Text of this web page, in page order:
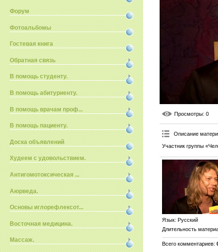
Форум
Фотоальбомы
Гостевая книга
Обратная связь
В помощь студенту.
В помощь абитуриенту.
В помощь врачам проф...
В помощь пациенту.
Доска объявлений
Худеем с удовольствием.
Антигомотоксическая ...
Аюрведа.
Основы иглорефлексот...
Восточная медицина.
Массаж.
Просмотры: 0
Описание
Участник группы
Язык: Русский
Длительность
Всего комментариев: